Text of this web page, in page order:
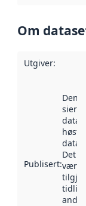
Om
Utgiver:
Publisert:
sier
høstet
Det
vært
andre